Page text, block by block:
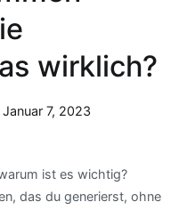
wirklich?
Januar 7, 2023
ist es wichtig?
das du generierst, ohne